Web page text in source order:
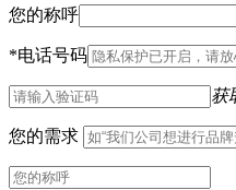
您的称呼
*电话号码
获
您的需求